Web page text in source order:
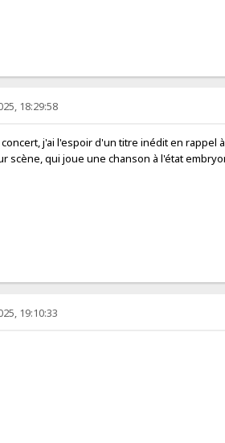
18:29:58
j'ai l'espoir d'un titre inédit en
scène, qui joue une chanson à l'état
19:10:33